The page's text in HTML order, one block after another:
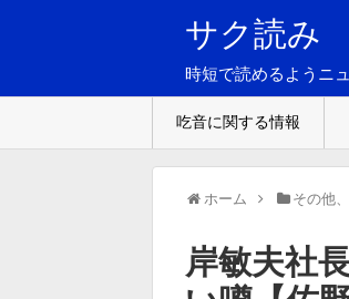
サク読み
時短で読めるようニ
吃音に関する情報
ホーム その他
岸敏夫社